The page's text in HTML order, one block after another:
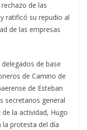
de las
ratificó su repudio al
de las empresas
de base
de Camino de
de Esteban
secretarios general
la actividad, Hugo
protesta del día